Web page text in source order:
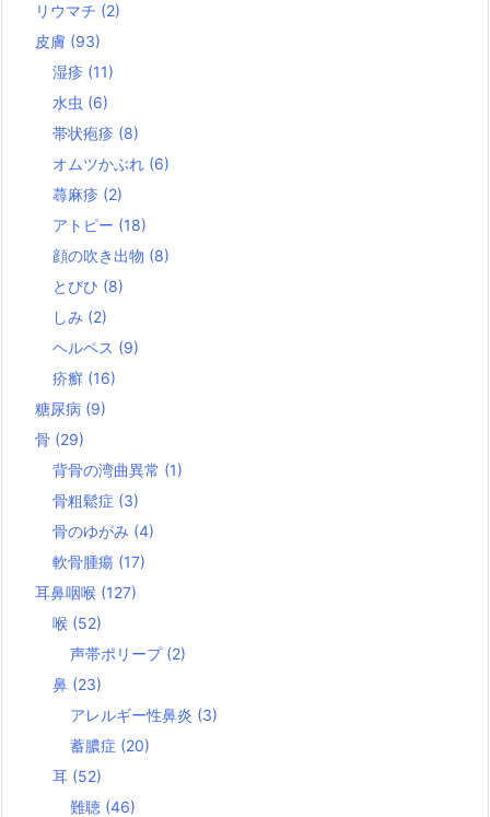
リウマチ (2)
皮膚 (93)
湿疹 (11)
水虫 (6)
帯状疱疹 (8)
オムツかぶれ (6)
蕁麻疹 (2)
アトピー (18)
顔の吹き出物 (8)
とびひ (8)
しみ (2)
ヘルペス (9)
疥癬 (16)
糖尿病 (9)
骨 (29)
背骨の湾曲異常 (1)
骨粗鬆症 (3)
骨のゆがみ (4)
軟骨腫瘍 (17)
耳鼻咽喉 (127)
喉 (52)
声帯ポリープ (2)
鼻 (23)
アレルギー性鼻炎 (3)
蓄膿症 (20)
耳 (52)
難聴 (46)